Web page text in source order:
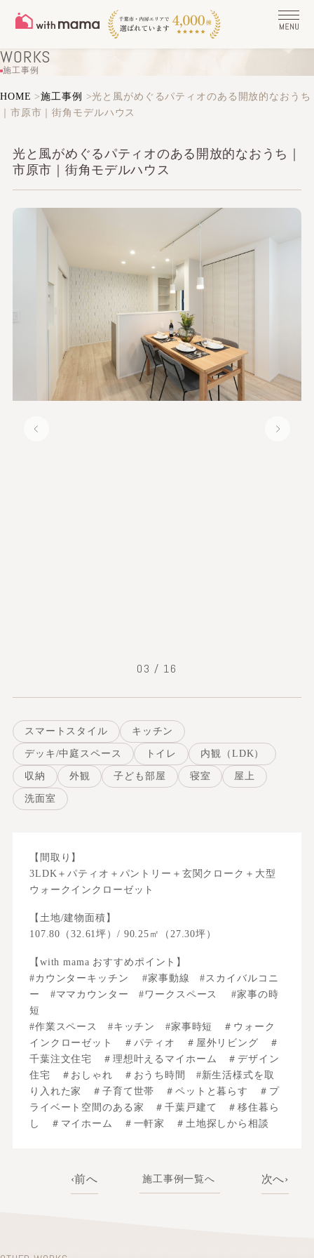
WORKS
施工事例
HOME >施工事例 >光と風がめぐるパティオのある開放的なおうち
｜市原市｜街角モデルハウス
光と風がめぐるパティオのある開放的なおうち｜
市原市｜街角モデルハウス
03 / 16
スマートスタイル キッチン
デッキ/中庭スペース トイレ 内観（LDK）
収納 外観 子ども部屋 寝室 屋上
洗面室
【間取り】
3LDK＋パティオ＋パントリー＋玄関クローク＋大型
ウォークインクローゼット
【土地/建物面積】
107.80（32.61坪）/ 90.25㎡（27.30坪）
【with mama おすすめポイント】
#カウンターキッチン #家事動線 #スカイバルコニ
ー #ママカウンター #ワークスペース #家事の時
短
#作業スペース #キッチン #家事時短 ＃ウォーク
インクローゼット ＃パティオ ＃屋外リビング ＃
千葉注文住宅 ＃理想叶えるマイホーム ＃デザイン
住宅 ＃おしゃれ ＃おうち時間 #新生活様式を取
り入れた家 ＃子育て世帯 ＃ペットと暮らす ＃プ
ライベート空間のある家 ＃千葉戸建て ＃移住暮ら
し ＃マイホーム ＃一軒家 ＃土地探しから相談
前へ 次へ